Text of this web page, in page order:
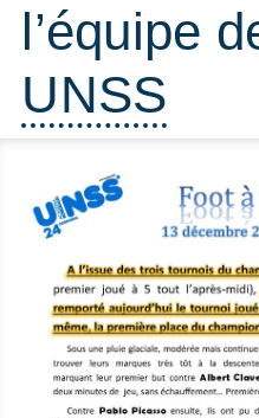
l’équipe
UNSS